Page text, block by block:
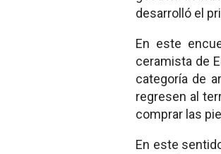
desarrolló el
En este
ceramista de
categoría de
regresen al
comprar las
En este